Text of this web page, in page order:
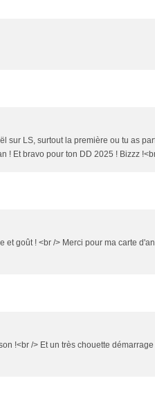
sur LS, surtout la première ou tu as
! Et bravo pour ton DD 2025 ! Bizzz
et goût ! <br /> Merci pour ma carte
!<br /> Et un très chouette